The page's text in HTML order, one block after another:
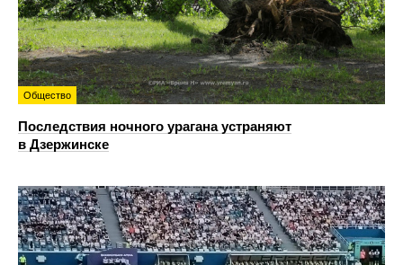
Общество
Последствия ночного урагана устраняют
в Дзержинске